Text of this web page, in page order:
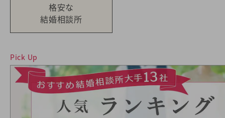
格安な
結婚相談所
Pick Up